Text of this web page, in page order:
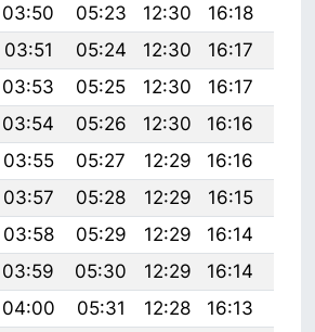
03:50 05:23 12:30 16:18
03:51 05:24 12:30 16:17
03:53 05:25 12:30 16:17
03:54 05:26 12:30 16:16
03:55 05:27 12:29 16:16
03:57 05:28 12:29 16:15
03:58 05:29 12:29 16:14
03:59 05:30 12:29 16:14
04:00 05:31 12:28 16:13